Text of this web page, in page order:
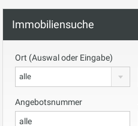
Immobiliensuche
Ort (Auswal oder Eingabe)
alle
Angebotsnummer